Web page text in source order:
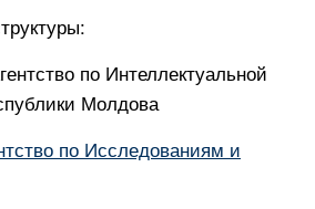
по Интеллектуальной
Молдова
по Исследованиям и